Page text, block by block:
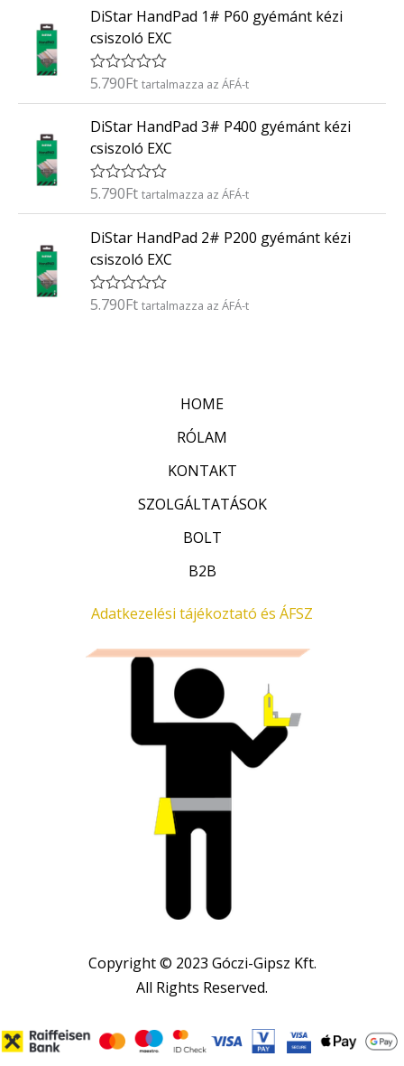
/
5
é
e
l
é
s
:
/
5
DiStar HandPad 1# P60 gyémánt kézi
csiszoló EXC
É
é
e
l
s
:
/
5
5.790Ft tartalmazza az ÁFÁ-t
DiStar HandPad 3# P400 gyémánt kézi
csiszoló EXC
É
é
e
l
é
s
5.790Ft tartalmazza az ÁFÁ-t
DiStar HandPad 2# P200 gyémánt kézi
csiszoló EXC
É
5.790Ft tartalmazza az ÁFÁ-t
HOME
RÓLAM
KONTAKT
SZOLGÁLTATÁSOK
BOLT
B2B
Adatkezelési tájékoztató és ÁFSZ
Copyright © 2023 Góczi-Gipsz Kft.
All Rights Reserved.